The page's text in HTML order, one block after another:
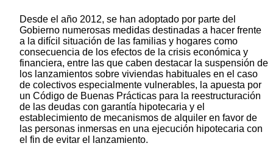
Desde el año 2012, se han adoptado por parte del
Gobierno numerosas medidas destinadas a hacer frente
a la difícil situación de las familias y hogares como
consecuencia de los efectos de la crisis económica y
financiera, entre las que caben destacar la suspensión de
los lanzamientos sobre viviendas habituales en el caso
de colectivos especialmente vulnerables, la apuesta por
un Código de Buenas Prácticas para la reestructuración
de las deudas con garantía hipotecaria y el
establecimiento de mecanismos de alquiler en favor de
las personas inmersas en una ejecución hipotecaria con
el fin de evitar el lanzamiento.